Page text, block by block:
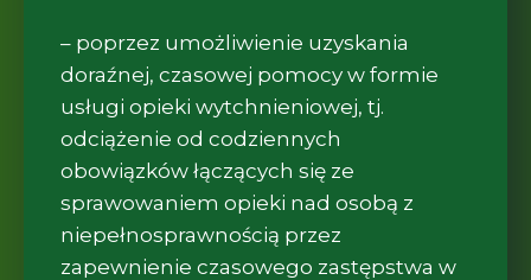
– poprzez umożliwienie uzyskania
doraźnej, czasowej pomocy w formie
usługi opieki wytchnieniowej, tj.
odciążenie od codziennych
obowiązków łączących się ze
sprawowaniem opieki nad osobą z
niepełnosprawnością przez
zapewnienie czasowego zastępstwa w